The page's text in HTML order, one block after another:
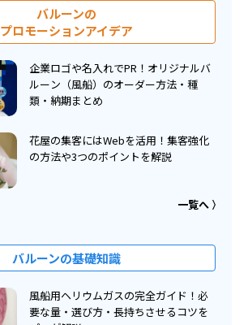
バルーンの
プロモーションアイデア
企業ロゴや名入れでPR！オリジナルバ
ルーン（風船）のオーダー方法・種
類・納期まとめ
花屋の集客にはWebを活用！集客強化
の方法や3つのポイントを解説
一覧へ
バルーンの基礎知識
風船用ヘリウムガスの完全ガイド！必
要な量・選び方・長持ちさせるコツを